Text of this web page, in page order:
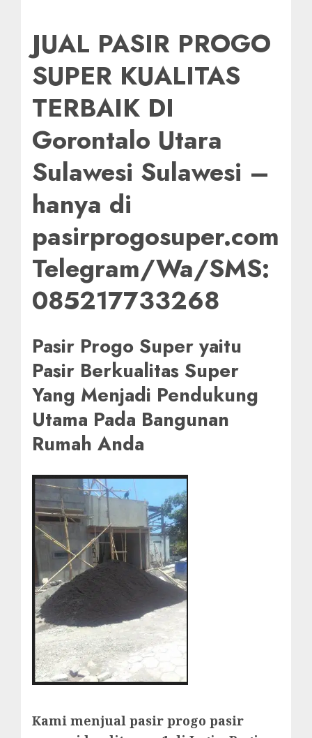
JUAL PASIR PROGO
SUPER KUALITAS
TERBAIK DI
Gorontalo Utara
Sulawesi Sulawesi –
hanya di
pasirprogosuper.com
Telegram/Wa/SMS:
085217733268
Pasir Progo Super yaitu
Pasir Berkualitas Super
Yang Menjadi Pendukung
Utama Pada Bangunan
Rumah Anda
Kami menjual pasir progo pasir